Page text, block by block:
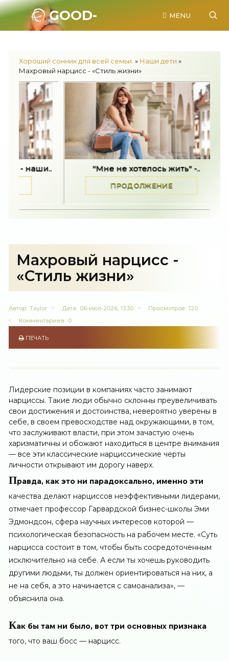
GOOD-
MENU
Хороший сонник для всей семьи. » Наши дети »
Махровый нарцисс - «Стиль жизни»
"Мне не хотелось жить" -..
ПРОДОЛЖЕНИЕ
Махровый нарцисс -
«Стиль жизни»
Автор: Taylor Дата: 06-июл-2026, 13:30 Просмотров: 120
Комментариев: 0
ПЕЧАТЬ
Лидерские позиции в компаниях часто занимают
нарциссы. Такие люди обычно склонны преувеличивать
свои достижения и достоинства, невероятно уверены в
себе, в своем превосходстве над окружающими, в том,
что заслуживают власти, при этом зачастую очень
харизматичны и обожают находиться в центре внимания
— все эти классические нарциссические черты
личности открывают им дорогу наверх.
Правда, как это ни парадоксально, именно эти
качества делают нарциссов неэффективными лидерами,
отмечает профессор Гарвардской бизнес-школы Эми
Эдмондсон, сфера научных интересов которой —
психологическая безопасность на рабочем месте. «Суть
нарцисса состоит в том, чтобы быть сосредоточенным
исключительно на себе. А если ты хочешь руководить
другими людьми, ты должен ориентироваться на них, а
не на себя, а это начинается с самоанализа», —
объяснила она.
Как бы там ни было, вот три основных признака
того, что ваш босс — нарцисс.